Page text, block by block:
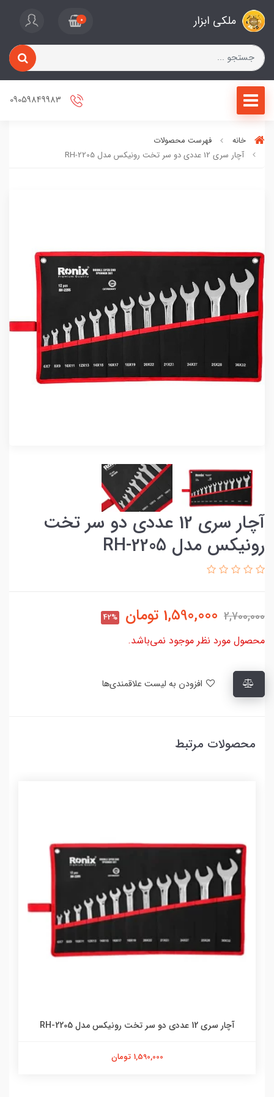
ملکی ابزار 0
خانه
فهرست محصولات
آچار سری 12 عددی دو سر تخت رونیکس مدل RH-2205
آچار سری 12 عددی دو سر تخت
رونیکس مدل RH-2205
2,700,000
1,590,000 تومان 42%
محصول مورد نظر موجود نمی‌باشد.
محصولات مرتبط
آچار سری 12 عددی دو سر تخت رونیکس مدل RH-2205
1,590,000 تومان